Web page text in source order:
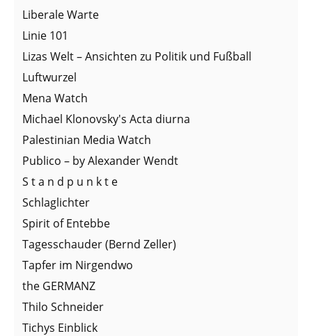
Liberale Warte
Linie 101
Lizas Welt – Ansichten zu Politik und Fußball
Luftwurzel
Mena Watch
Michael Klonovsky's Acta diurna
Palestinian Media Watch
Publico – by Alexander Wendt
S t a n d p u n k t e
Schlaglichter
Spirit of Entebbe
Tagesschauder (Bernd Zeller)
Tapfer im Nirgendwo
the GERMANZ
Thilo Schneider
Tichys Einblick